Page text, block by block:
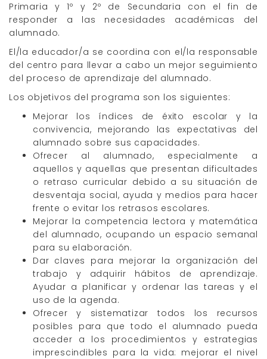
Primaria y 1º y 2º de Secundaria con el fin de
responder a las necesidades académicas del
alumnado.
El/la educador/a se coordina con el/la responsable
del centro para llevar a cabo un mejor seguimiento
del proceso de aprendizaje del alumnado.
Los objetivos del programa son los siguientes:
Mejorar los índices de éxito escolar y la
convivencia, mejorando las expectativas del
alumnado sobre sus capacidades.
Ofrecer al alumnado, especialmente a
aquellos y aquellas que presentan dificultades
o retraso curricular debido a su situación de
desventaja social, ayuda y medios para hacer
frente o evitar los retrasos escolares.
Mejorar la competencia lectora y matemática
del alumnado, ocupando un espacio semanal
para su elaboración.
Dar claves para mejorar la organización del
trabajo y adquirir hábitos de aprendizaje.
Ayudar a planificar y ordenar las tareas y el
uso de la agenda.
Ofrecer y sistematizar todos los recursos
posibles para que todo el alumnado pueda
acceder a los procedimientos y estrategias
imprescindibles para la vida: mejorar el nivel